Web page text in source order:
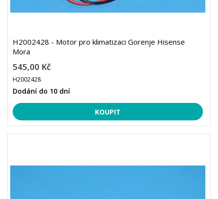
H2002428 - Motor pro klimatizaci Gorenje Hisense
Mora
545,00 Kč
H2002428
Dodání do 10 dní